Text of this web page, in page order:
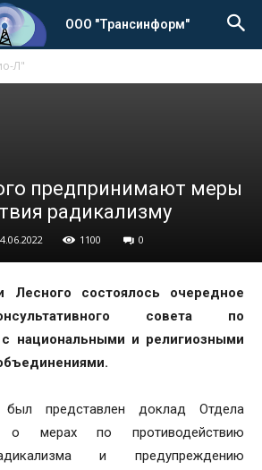
ООО "Трансинформ"
Л"
предпринимают меры
радикализму
1100 0
Лесного состоялось очередное
совета по
национальными и религиозными
представлен доклад Отдела
о мерах по противодействию
и предупреждению